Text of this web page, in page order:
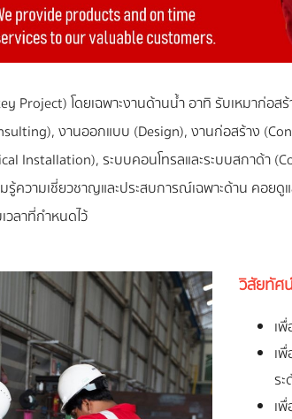
Project) โดยเฉพาะงานด้านน้ำ อาทิ รับเหมาก่
งานออกแบบ (Design), งานก่อสร้าง
Installation), ระบบคอนโทรลและระบบสกาด้า
วามเชี่ยวชาญและประสบการณ์เฉพาะด้าน คอย
ลาที่กำหนดไว้
วิสัยทัศ
เ
เ
ร
เ